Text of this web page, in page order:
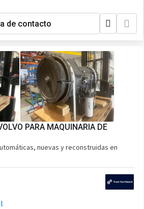
de contacto
PARA MAQUINARIA DE
nuevas y reconstruidas en